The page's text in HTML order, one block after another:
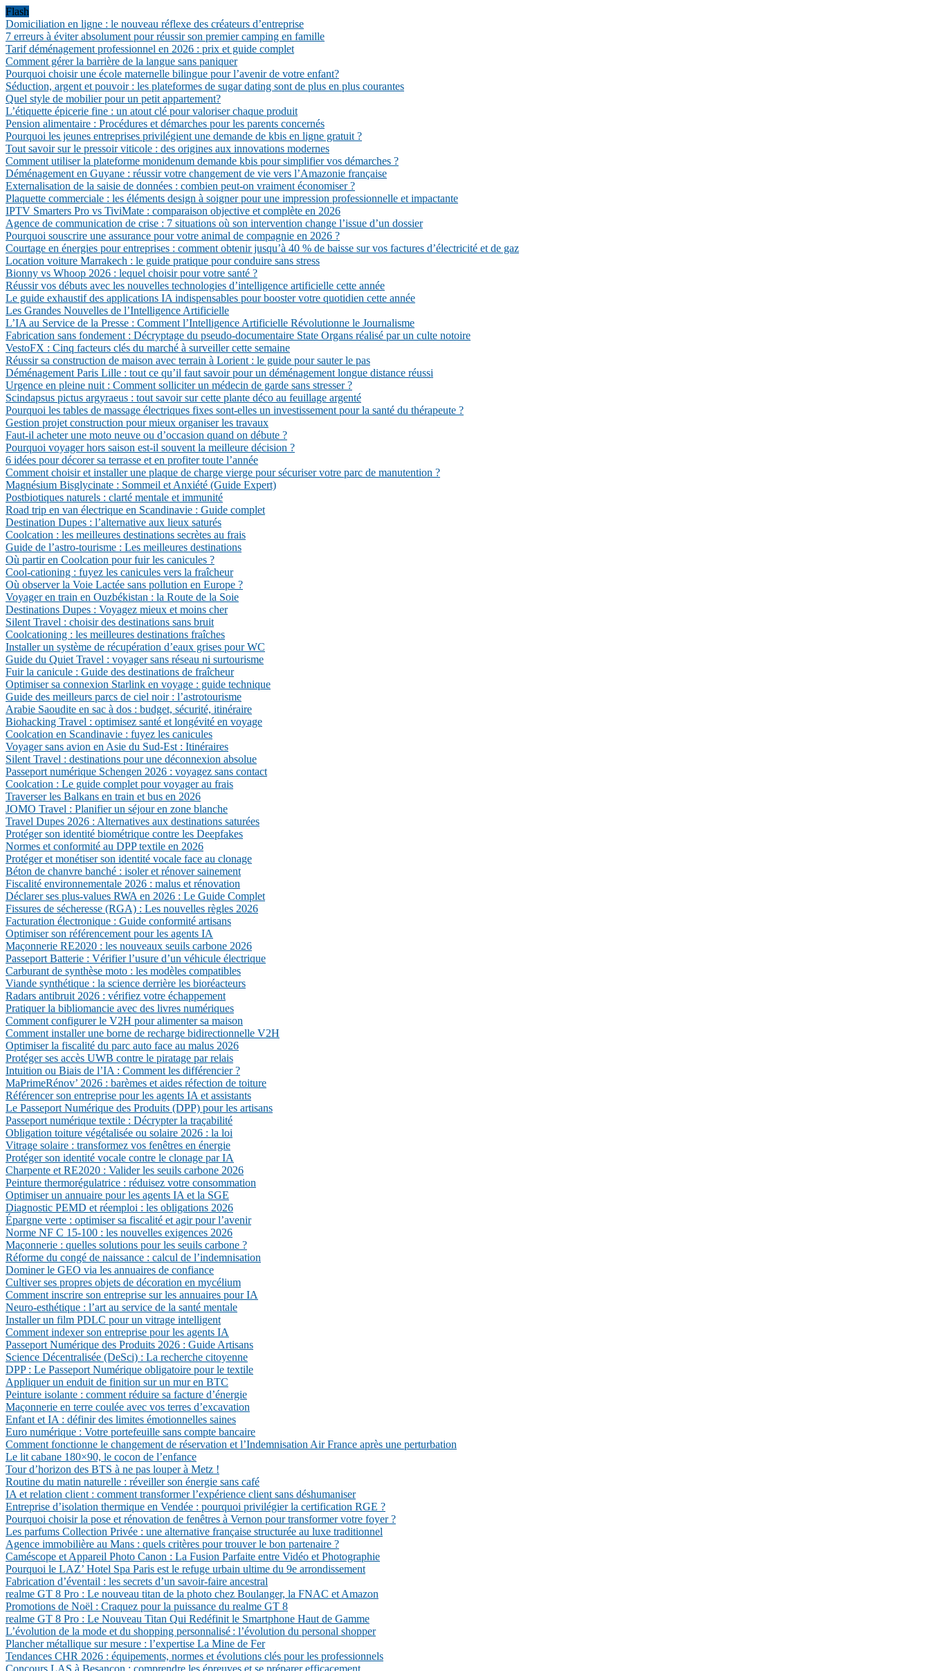
Flash
Domiciliation en ligne : le nouveau réflexe des créateurs d’entreprise
7 erreurs à éviter absolument pour réussir son premier camping en famille
Tarif déménagement professionnel en 2026 : prix et guide complet
Comment gérer la barrière de la langue sans paniquer
Pourquoi choisir une école maternelle bilingue pour l’avenir de votre enfant?
Séduction, argent et pouvoir : les plateformes de sugar dating sont de plus en plus courantes
Quel style de mobilier pour un petit appartement?
L’étiquette épicerie fine : un atout clé pour valoriser chaque produit
Pension alimentaire : Procédures et démarches pour les parents concernés
Pourquoi les jeunes entreprises privilégient une demande de kbis en ligne gratuit ?
Tout savoir sur le pressoir viticole : des origines aux innovations modernes
Comment utiliser la plateforme monidenum demande kbis pour simplifier vos démarches ?
Déménagement en Guyane : réussir votre changement de vie vers l’Amazonie française
Externalisation de la saisie de données : combien peut-on vraiment économiser ?
Plaquette commerciale : les éléments design à soigner pour une impression professionnelle et impactante
IPTV Smarters Pro vs TiviMate : comparaison objective et complète en 2026
Agence de communication de crise : 7 situations où son intervention change l’issue d’un dossier
Pourquoi souscrire une assurance pour votre animal de compagnie en 2026 ?
Courtage en énergies pour entreprises : comment obtenir jusqu’à 40 % de baisse sur vos factures d’électricité et de gaz
Location voiture Marrakech : le guide pratique pour conduire sans stress
Bionny vs Whoop 2026 : lequel choisir pour votre santé ?
Réussir vos débuts avec les nouvelles technologies d’intelligence artificielle cette année
Le guide exhaustif des applications IA indispensables pour booster votre quotidien cette année
Les Grandes Nouvelles de l’Intelligence Artificielle
L’IA au Service de la Presse : Comment l’Intelligence Artificielle Révolutionne le Journalisme
Fabrication sans fondement : Décryptage du pseudo-documentaire State Organs réalisé par un culte notoire
VestoFX : Cinq facteurs clés du marché à surveiller cette semaine
Réussir sa construction de maison avec terrain à Lorient : le guide pour sauter le pas
Déménagement Paris Lille : tout ce qu’il faut savoir pour un déménagement longue distance réussi
Urgence en pleine nuit : Comment solliciter un médecin de garde sans stresser ?
Scindapsus pictus argyraeus : tout savoir sur cette plante déco au feuillage argenté
Pourquoi les tables de massage électriques fixes sont-elles un investissement pour la santé du thérapeute ?
Gestion projet construction pour mieux organiser les travaux
Faut-il acheter une moto neuve ou d’occasion quand on débute ?
Pourquoi voyager hors saison est-il souvent la meilleure décision ?
6 idées pour décorer sa terrasse et en profiter toute l’année
Comment choisir et installer une plaque de charge vierge pour sécuriser votre parc de manutention ?
Magnésium Bisglycinate : Sommeil et Anxiété (Guide Expert)
Postbiotiques naturels : clarté mentale et immunité
Road trip en van électrique en Scandinavie : Guide complet
Destination Dupes : l’alternative aux lieux saturés
Coolcation : les meilleures destinations secrètes au frais
Guide de l’astro-tourisme : Les meilleures destinations
Où partir en Coolcation pour fuir les canicules ?
Cool-cationing : fuyez les canicules vers la fraîcheur
Où observer la Voie Lactée sans pollution en Europe ?
Voyager en train en Ouzbékistan : la Route de la Soie
Destinations Dupes : Voyagez mieux et moins cher
Silent Travel : choisir des destinations sans bruit
Coolcationing : les meilleures destinations fraîches
Installer un système de récupération d’eaux grises pour WC
Guide du Quiet Travel : voyager sans réseau ni surtourisme
Fuir la canicule : Guide des destinations de fraîcheur
Optimiser sa connexion Starlink en voyage : guide technique
Guide des meilleurs parcs de ciel noir : l’astrotourisme
Arabie Saoudite en sac à dos : budget, sécurité, itinéraire
Biohacking Travel : optimisez santé et longévité en voyage
Coolcation en Scandinavie : fuyez les canicules
Voyager sans avion en Asie du Sud-Est : Itinéraires
Silent Travel : destinations pour une déconnexion absolue
Passeport numérique Schengen 2026 : voyagez sans contact
Coolcation : Le guide complet pour voyager au frais
Traverser les Balkans en train et bus en 2026
JOMO Travel : Planifier un séjour en zone blanche
Travel Dupes 2026 : Alternatives aux destinations saturées
Protéger son identité biométrique contre les Deepfakes
Normes et conformité au DPP textile en 2026
Protéger et monétiser son identité vocale face au clonage
Béton de chanvre banché : isoler et rénover sainement
Fiscalité environnementale 2026 : malus et rénovation
Déclarer ses plus-values RWA en 2026 : Le Guide Complet
Fissures de sécheresse (RGA) : Les nouvelles règles 2026
Facturation électronique : Guide conformité artisans
Optimiser son référencement pour les agents IA
Maçonnerie RE2020 : les nouveaux seuils carbone 2026
Passeport Batterie : Vérifier l’usure d’un véhicule électrique
Carburant de synthèse moto : les modèles compatibles
Viande synthétique : la science derrière les bioréacteurs
Radars antibruit 2026 : vérifiez votre échappement
Pratiquer la bibliomancie avec des livres numériques
Comment configurer le V2H pour alimenter sa maison
Comment installer une borne de recharge bidirectionnelle V2H
Optimiser la fiscalité du parc auto face au malus 2026
Protéger ses accès UWB contre le piratage par relais
Intuition ou Biais de l’IA : Comment les différencier ?
MaPrimeRénov’ 2026 : barèmes et aides réfection de toiture
Référencer son entreprise pour les agents IA et assistants
Le Passeport Numérique des Produits (DPP) pour les artisans
Passeport numérique textile : Décrypter la traçabilité
Obligation toiture végétalisée ou solaire 2026 : la loi
Vitrage solaire : transformez vos fenêtres en énergie
Protéger son identité vocale contre le clonage par IA
Charpente et RE2020 : Valider les seuils carbone 2026
Peinture thermorégulatrice : réduisez votre consommation
Optimiser un annuaire pour les agents IA et la SGE
Diagnostic PEMD et réemploi : les obligations 2026
Épargne verte : optimiser sa fiscalité et agir pour l’avenir
Norme NF C 15-100 : les nouvelles exigences 2026
Maçonnerie : quelles solutions pour les seuils carbone ?
Réforme du congé de naissance : calcul de l’indemnisation
Dominer le GEO via les annuaires de confiance
Cultiver ses propres objets de décoration en mycélium
Comment inscrire son entreprise sur les annuaires pour IA
Neuro-esthétique : l’art au service de la santé mentale
Installer un film PDLC pour un vitrage intelligent
Comment indexer son entreprise pour les agents IA
Passeport Numérique des Produits 2026 : Guide Artisans
Science Décentralisée (DeSci) : La recherche citoyenne
DPP : Le Passeport Numérique obligatoire pour le textile
Appliquer un enduit de finition sur un mur en BTC
Peinture isolante : comment réduire sa facture d’énergie
Maçonnerie en terre coulée avec vos terres d’excavation
Enfant et IA : définir des limites émotionnelles saines
Euro numérique : Votre portefeuille sans compte bancaire
Comment fonctionne le changement de réservation et l’Indemnisation Air France après une perturbation
Le lit cabane 180×90, le cocon de l’enfance
Tour d’horizon des BTS à ne pas louper à Metz !
Routine du matin naturelle : réveiller son énergie sans café
IA et relation client : comment transformer l’expérience client sans déshumaniser
Entreprise d’isolation thermique en Vendée : pourquoi privilégier la certification RGE ?
Pourquoi choisir la pose et rénovation de fenêtres à Vernon pour transformer votre foyer ?
Les parfums Collection Privée : une alternative française structurée au luxe traditionnel
Agence immobilière au Mans : quels critères pour trouver le bon partenaire ?
Caméscope et Appareil Photo Canon : La Fusion Parfaite entre Vidéo et Photographie
Pourquoi le LAZ’ Hotel Spa Paris est le refuge urbain ultime du 9e arrondissement
Fabrication d’éventail : les secrets d’un savoir-faire ancestral
realme GT 8 Pro : Le nouveau titan de la photo chez Boulanger, la FNAC et Amazon
Promotions de Noël : Craquez pour la puissance du realme GT 8
realme GT 8 Pro : Le Nouveau Titan Qui Redéfinit le Smartphone Haut de Gamme
L’évolution de la mode et du shopping personnalisé : l’évolution du personal shopper
Plancher métallique sur mesure : l’expertise La Mine de Fer
Tendances CHR 2026 : équipements, normes et évolutions clés pour les professionnels
Concours LAS à Besançon : comprendre les épreuves et se préparer efficacement